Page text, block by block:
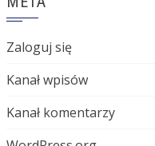
Zaloguj się
Kanał wpisów
Kanał komentarzy